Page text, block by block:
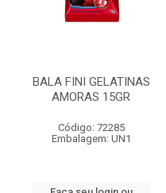
BALA FINI GELATINAS
AMORAS 15GR
Código: 72285
Embalagem: UN1